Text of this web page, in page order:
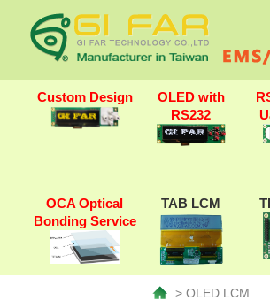
Custom Design
OLED with
RS232
OCA Optical
Bonding Service
TAB LCM
> OLED LCM